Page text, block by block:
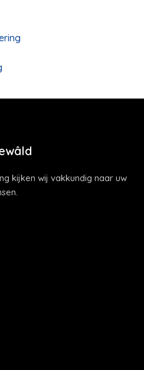
kijken wij vakkundig naar uw